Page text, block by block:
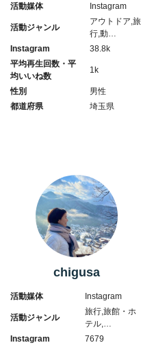
活動媒体 Instagram
活動ジャンル
アウトドア,旅
行,動…
Instagram
38.8k
平均再生回数・平
均いいね数
1k
性別
男性
都道府県
埼玉県
chigusa
活動媒体 Instagram
活動ジャンル
旅行,旅館・ホ
テル,…
Instagram
7679